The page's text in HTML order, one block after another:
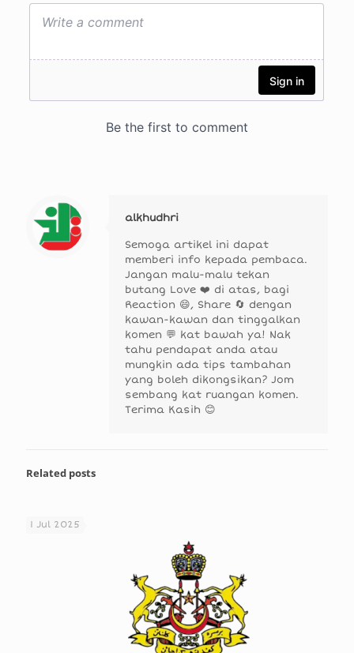
alkhudhri
Semoga artikel ini dapat
memberi info kepada pembaca.
Jangan malu-malu tekan
butang Love ❤️ di atas, bagi
Reaction 😄, Share 🔄 dengan
kawan-kawan dan tinggalkan
komen 💬 kat bawah ya! Nak
tahu pendapat anda atau
mungkin ada tips tambahan
yang boleh dikongsikan? Jom
sembang kat ruangan komen.
Terima Kasih 😊
Related posts
1 Jul 2025